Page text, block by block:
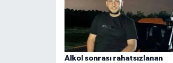
Alkol sonrası rahatsızlanan